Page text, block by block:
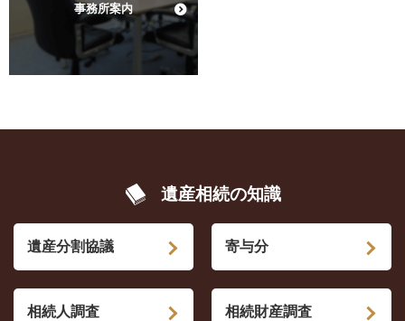
事務所案内
遺産相続の知識
遺産分割協議 寄与分
相続人調査 相続財産調査